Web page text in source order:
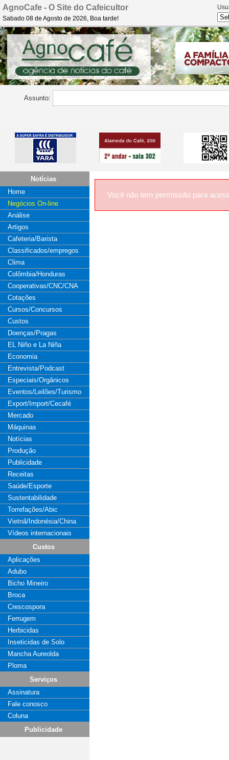
AgnoCafe - O Site do Cafeicultor
Sabado 08 de Agosto de 2026, Boa tarde!
Assunto:
Notícias
Home
Negócios On-line
Análise
Artigos
Cafeteria/Barista
Classificados/empregos
Clima
Colômbia/Honduras
Cooperativas/CNC/CNA
Cotações
Cursos/Concursos
Custos
Doenças/Pragas
EL Niño e La Niña
Economia
Entrevista/Podcast
Especiais/Orgânicos
Eventos/Leilões/Turismo
Export/Import/Cecafé
Mercado
Máquinas
Notícias
Produção
Publicidade
Receitas
Saúde/Esporte
Sustentabilidade
Torrefações/Abic
Vietnã/Indonésia/China
Vídeos internacionais
Custos
Aplicações
Adubo
Bicho Mineiro
Broca
Crescospora
Ferrugem
Herbicidas
Inseticidas de Solo
Mancha Aureolda
Ploma
Serviços
Assinatura
Fale conosco
Coluna
Publicidade
Você não tem permissão para